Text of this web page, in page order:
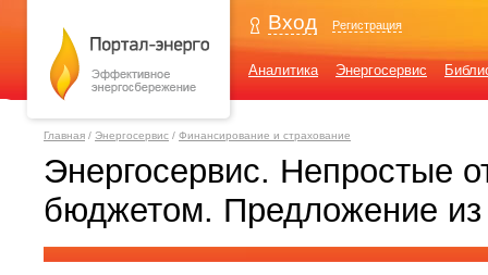
Вход Регистрация
Аналитика Энергосервис
Главная / Энергосервис / Финансирование и страхование
Энергосервис. Непростые
бюджетом. Предложение из